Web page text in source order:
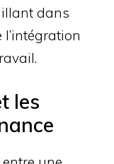
dans
les